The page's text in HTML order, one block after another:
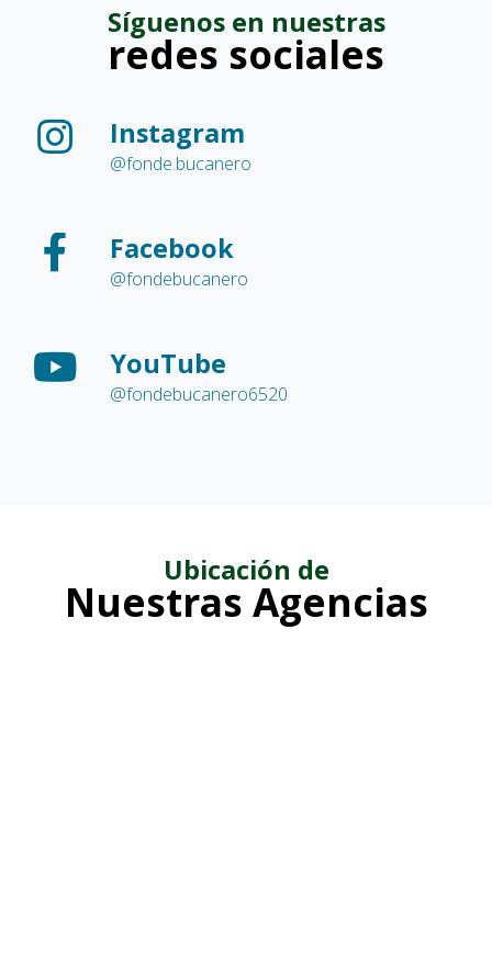
Síguenos en nuestras
redes sociales
Instagram
@fonde.bucanero
Facebook
@fondebucanero
YouTube
@fondebucanero6520
Ubicación de
Nuestras Agencias